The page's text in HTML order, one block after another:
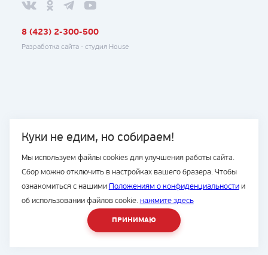
Куки не едим, но собираем!
Мы используем файлы cookies для улучшения работы сайта.
Сбор можно отключить в настройках вашего бразера. Чтобы
ознакомиться с нашими Положениям о конфиденциальностии
об использовании файлов cookie. нажмите здесь
ПРИНИМАЮ
8 (423) 2-300-500
Разработка сайта - студия House